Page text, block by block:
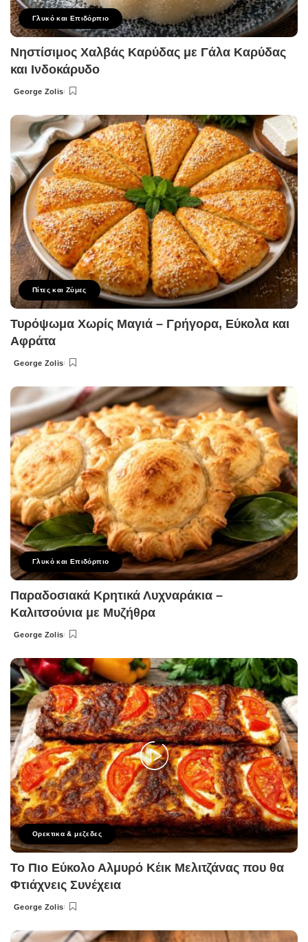
Γλυκό και Επιδόρπιο
Νηστίσιμος Χαλβάς Καρύδας με Γάλα Καρύδας
και Ινδοκάρυδο
Posted
George Zolis
Πίτες και Ζύμες
Τυρόψωμα Χωρίς Μαγιά – Γρήγορα, Εύκολα και
Αφράτα
Posted
George Zolis
Γλυκό και Επιδόρπιο
Παραδοσιακά Κρητικά Λυχναράκια –
Καλιτσούνια με Μυζήθρα
Posted
George Zolis
Ορεκτικα & μεζεδες
Το Πιο Εύκολο Αλμυρό Κέικ Μελιτζάνας που θα
Φτιάχνεις Συνέχεια
Posted
George Zolis